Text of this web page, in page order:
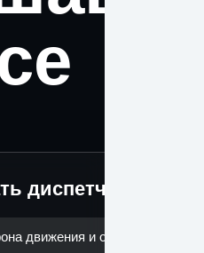
диспетчеру
движения и ориентир